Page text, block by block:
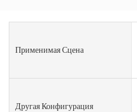
Применимая Сцена
Другая Конфигурация